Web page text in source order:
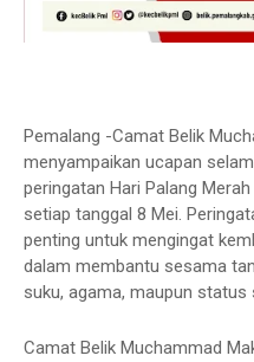
Pemalang -Camat Belik
menyampaikan ucapan
peringatan Hari Palang
setiap tanggal 8 Mei.
penting untuk mengingat
dalam membantu sesama
suku, agama, maupun status
Camat Belik Muchammad